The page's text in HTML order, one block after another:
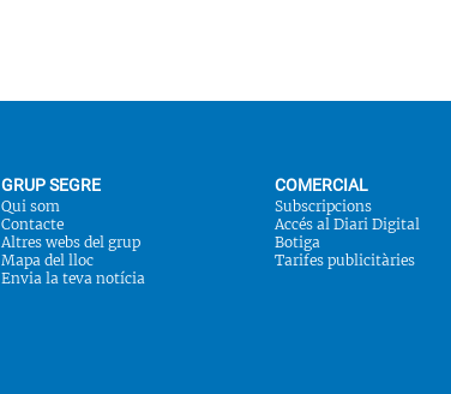
GRUP SEGRE
Qui som
Contacte
Altres webs del grup
Mapa del lloc
Envia la teva notícia
COMERCIAL
Subscripcions
Accés al Diari Digital
Botiga
Tarifes publicitàries